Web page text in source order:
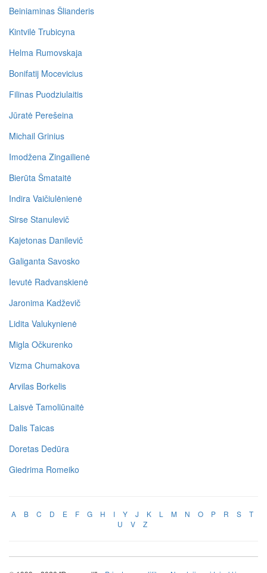
Beiniaminas Šlianderis
Kintvilė Trubicyna
Helma Rumovskaja
Bonifatij Mocevicius
Filinas Puodziulaitis
Jūratė Perešeina
Michail Grinius
Imodžena Zingailienė
Bierūta Šmataitė
Indira Vaičiulėnienė
Sirse Stanulevič
Kajetonas Danilevič
Galiganta Savosko
Ievutė Radvanskienė
Jaronima Kadževič
Lidita Valukynienė
Migla Očkurenko
Vizma Chumakova
Arvilas Borkelis
Laisvė Tamoliūnaitė
Dalis Taicas
Doretas Dedūra
Giedrima Romeiko
A B C D E F G H I Y J K L M N O P R S
T
U
V Z